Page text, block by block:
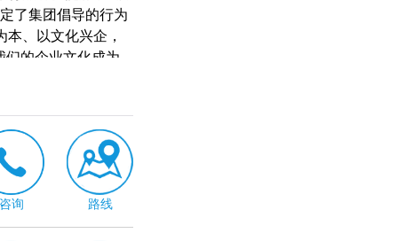
了集团倡导的行为
、以文化兴企，
们的企业文化成为
询 路线